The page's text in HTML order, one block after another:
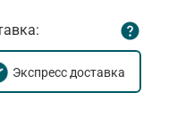
Экспресс доставка